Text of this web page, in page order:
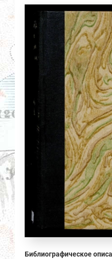
О нас
Контакты
Партнеры
Библиографическое